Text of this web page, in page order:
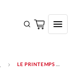
LE PRINTEMPS DES RELATIONS CATHOLICO- ÉVANGÉLIQUES